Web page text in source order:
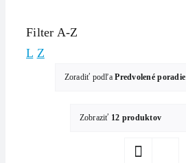
Filter A-Z
L Z
Zoradiť podľaPredvolené poradie
Zobraziť 12 produktov